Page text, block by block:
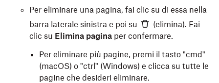
Per eliminare una pagina, fai clic su di essa nella
barra laterale sinistra e poi su
(elimina). Fai
clic su Elimina pagina per confermare.
Per eliminare più pagine, premi il tasto "cmd"
(macOS) o "ctrl" (Windows) e clicca su tutte le
pagine che desideri eliminare.